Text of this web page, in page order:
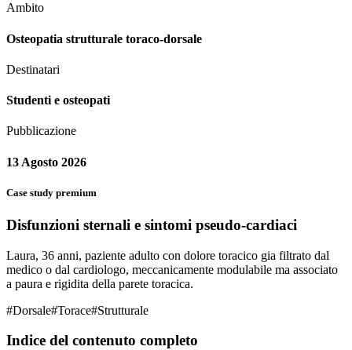
Ambito
Osteopatia strutturale toraco-dorsale
Destinatari
Studenti e osteopati
Pubblicazione
13 Agosto 2026
Case study premium
Disfunzioni sternali e sintomi pseudo-cardiaci
Laura, 36 anni, paziente adulto con dolore toracico gia filtrato dal
medico o dal cardiologo, meccanicamente modulabile ma associato
a paura e rigidita della parete toracica.
#Dorsale#Torace#Strutturale
Indice del contenuto completo